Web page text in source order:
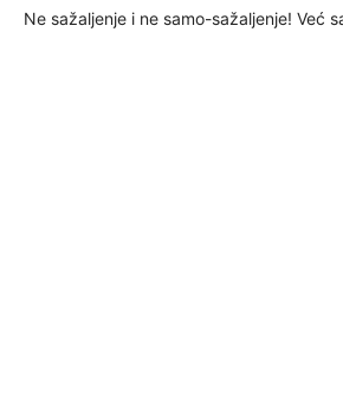
Ne sažaljenje i ne samo-sažaljenje! Već